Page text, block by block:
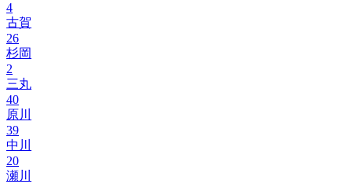
4
古賀
26
杉岡
2
三丸
40
原川
39
中川
20
瀬川